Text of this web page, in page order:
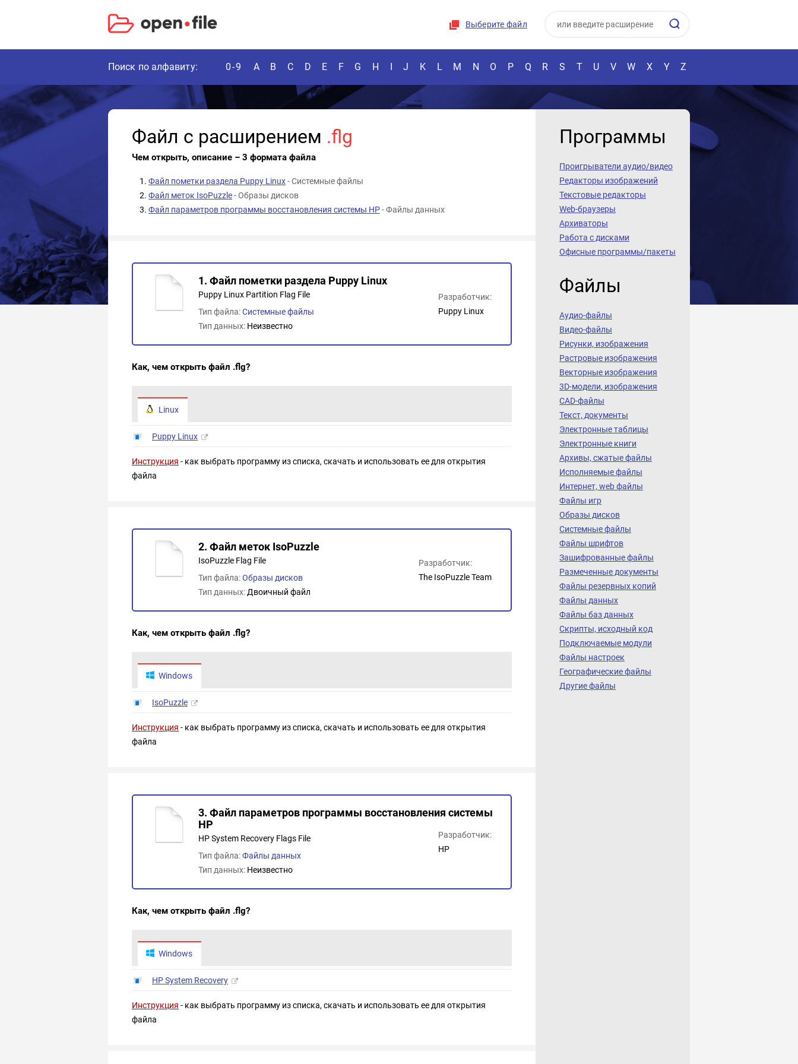
Выберите файл
Поиск по алфавиту: 0-9 A B C D E F G H I J K L M N O P Q R S T U V W X Y Z
Файл с расширением .flg
Чем открыть, описание – 3 формата файла
Файл пометки раздела Puppy Linux- Системные файлы
Файл меток IsoPuzzle- Образы дисков
Файл параметров программы восстановления системы HP- Файлы данных
1. Файл пометки раздела Puppy Linux
Puppy Linux Partition Flag File
Тип файла:Системные файлы
Тип данных: Неизвестно
Разработчик:
Puppy Linux
Как, чем открыть файл .flg?
Linux
Puppy Linux
Инструкция - как выбрать программу из списка, скачать и использовать ее для открытия
файла
2. Файл меток IsoPuzzle
IsoPuzzle Flag File
Тип файла:Образы дисков
Тип данных: Двоичный файл
Разработчик:
The IsoPuzzle Team
Как, чем открыть файл .flg?
Windows
IsoPuzzle
Инструкция - как выбрать программу из списка, скачать и использовать ее для открытия
файла
3. Файл параметров программы восстановления системы
HP
HP System Recovery Flags File
Тип файла:Файлы данных
Тип данных: Неизвестно
Разработчик:
HP
Как, чем открыть файл .flg?
Windows
HP System Recovery
Инструкция - как выбрать программу из списка, скачать и использовать ее для открытия
файла
Программы
Проигрыватели аудио/видео
Редакторы изображений
Текстовые редакторы
Web-браузеры
Архиваторы
Работа с дисками
Офисные программы/пакеты
Файлы
Аудио-файлы
Видео-файлы
Рисунки, изображения
Растровые изображения
Векторные изображения
3D-модели, изображения
CAD-файлы
Текст, документы
Электронные таблицы
Электронные книги
Архивы, сжатые файлы
Исполняемые файлы
Интернет, web файлы
Файлы игр
Образы дисков
Системные файлы
Файлы шрифтов
Зашифрованные файлы
Размеченные документы
Файлы резервных копий
Файлы данных
Файлы баз данных
Скрипты, исходный код
Подключаемые модули
Файлы настроек
Географические файлы
Другие файлы